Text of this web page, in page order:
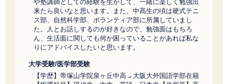
や塾講師としての経験を生かして、一緒に楽しく勉強出
来たら良いなと思います。また、中高生の頃は硬式テニ
ス部、自然科学部、ボランティア部に所属していまし
た。人とお話しするのが好きなので、勉強面はもちろ
ん、生活面に関しても何か困っていることがあれば私な
りにアドバイスしたいと思います。
大学受験/医学部受験
【学歴】帝塚山学院泉ヶ丘中高→大阪大外国語学部在籍